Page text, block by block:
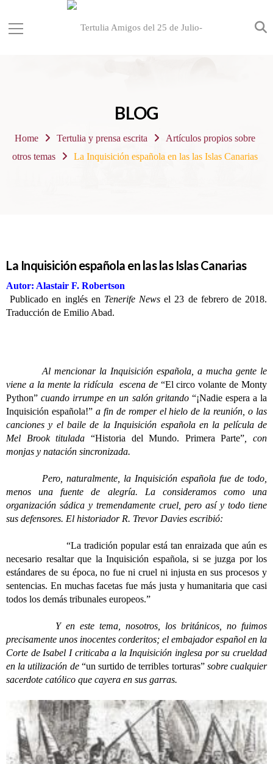
BLOG
Home Tertulia y prensa escrita
Artículos propios sobre
otros temas
La Inquisición española en las las Islas Canarias
La Inquisición española en las las Islas Canarias
Autor: Alastair F. Robertson
Publicado en inglés en Tenerife News el 23 de febrero de 2018.
Traducción de Emilio Abad.
Al mencionar la Inquisición española, a mucha gente le
viene a la mente la ridícula escena de “El circo volante de Monty
Python” cuando irrumpe en un salón gritando “¡Nadie espera a la
Inquisición española!”a fin de romper el hielo de la reunión, o las
canciones y el baile de la Inquisición española en la película de
Mel Brook titulada “Historia del Mundo. Primera Parte” , con
monjas y natación sincronizada.
Pero, naturalmente, la Inquisición española fue de todo,
menos una fuente de alegría. La consideramos como una
organización sádica y tremendamente cruel, pero así y todo tiene
sus defensores. El historiador R. Trevor Davies escribió:
“La tradición popular está tan enraizada que aún es
necesario resaltar que la Inquisición española, si se juzga por los
estándares de su época, no fue ni cruel ni injusta en sus procesos y
sentencias. En muchas facetas fue más justa y humanitaria que casi
todos los demás tribunales europeos.”
Y en este tema, nosotros, los británicos, no fuimos
precisamente unos inocentes corderitos; el embajador español en la
Corte de Isabel I criticaba a la Inquisición inglesa por su crueldad
en la utilización de “un surtido de terribles torturas”sobre cualquier
sacerdote católico que cayera en sus garras.